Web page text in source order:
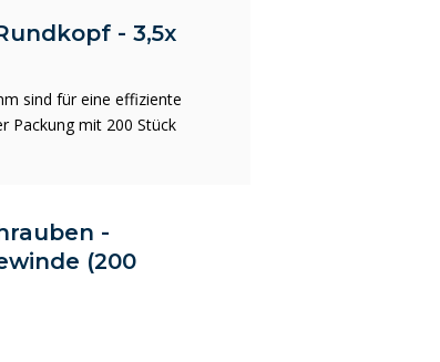
- 3,5x
sind für eine effiziente
Packung mit 200 Stück
-
(200